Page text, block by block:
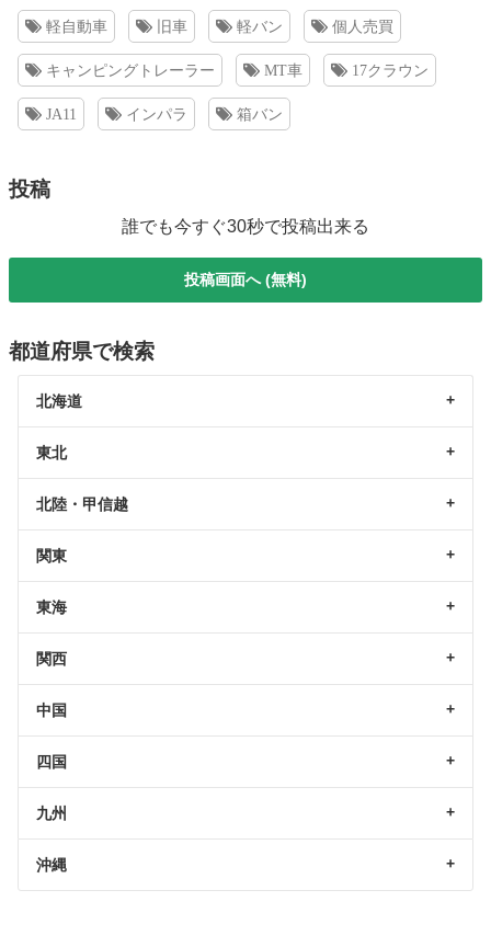
軽自動車 旧車 軽バン 個人売買
キャンピングトレーラー MT車 17クラウン
JA11 インパラ 箱バン
投稿
誰でも今すぐ30秒で投稿出来る
投稿画面へ (無料)
都道府県で検索
北海道
東北
北陸・甲信越
関東
東海
関西
中国
四国
九州
沖縄